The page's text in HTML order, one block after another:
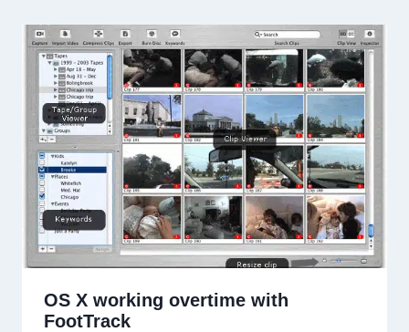
OS X working overtime with
FootTrack